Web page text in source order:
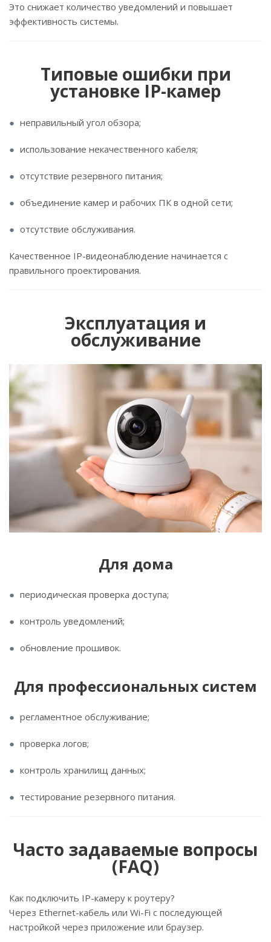
Это снижает количество уведомлений и повышает
эффективность системы.
Типовые ошибки при
установке IP-камер
неправильный угол обзора;
использование некачественного кабеля;
отсутствие резервного питания;
объединение камер и рабочих ПК в одной сети;
отсутствие обслуживания.
Качественное IP-видеонаблюдение начинается с
правильного проектирования.
Эксплуатация и
обслуживание
Для дома
периодическая проверка доступа;
контроль уведомлений;
обновление прошивок.
Для профессиональных систем
регламентное обслуживание;
проверка логов;
контроль хранилищ данных;
тестирование резервного питания.
Часто задаваемые вопросы
(FAQ)
Как подключить IP-камеру к роутеру?
Через Ethernet-кабель или Wi-Fi с последующей
настройкой через приложение или браузер.